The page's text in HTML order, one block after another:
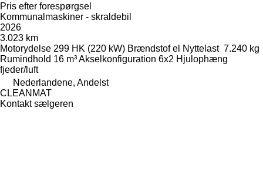
Pris efter forespørgsel
Kommunalmaskiner - skraldebil
2026
3.023 km
Motorydelse 299 HK (220 kW) Brændstof el Nyttelast 7.240 kg
Rumindhold 16 m³Akselkonfiguration 6x2 Hjulophæng
fjeder/luft
Nederlandene, Andelst
CLEANMAT
Kontakt sælgeren